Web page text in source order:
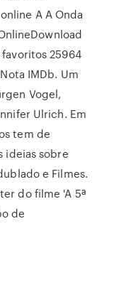
A A Onda
25964
IMDb. Um
Vogel,
Ulrich. Em
tem de
ideias sobre
e Filmes.
do filme 'A 5ª
de